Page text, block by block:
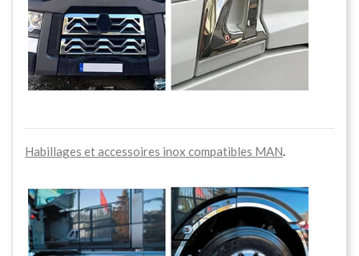
Habillages et accessoires inox compatibles MAN.